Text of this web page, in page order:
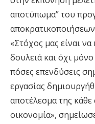
αποτύπωμα” του
«Στόχος μας είναι
δουλειά και όχι
πόσες επενδύσεις
εργασίας
αποτέλεσμα της
οικονομία»,